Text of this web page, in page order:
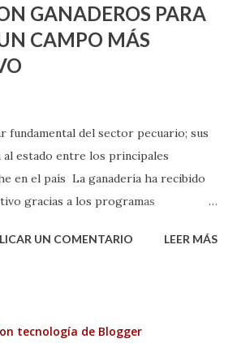
GANADEROS PARA
CAMPO MÁS
fundamental del sector pecuario; sus
estado entre los principales
en el país La ganadería ha recibido
gracias a los programas
firme y decidido al campo, la
de la mano con los productores
UN COMENTARIO LEER MÁS
tecnología de Blogger